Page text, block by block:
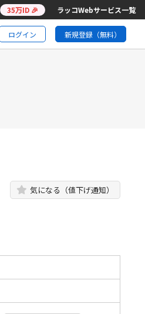
35万ID 🎉 ラッコWebサービス一覧
ログイン 新規登録（無料）
気になる（値下げ通知）